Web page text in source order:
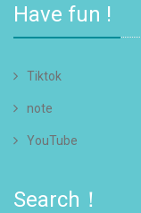
Have fun !
Tiktok
note
YouTube
Search！